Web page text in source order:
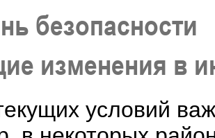
безопасности
изменения в
условий